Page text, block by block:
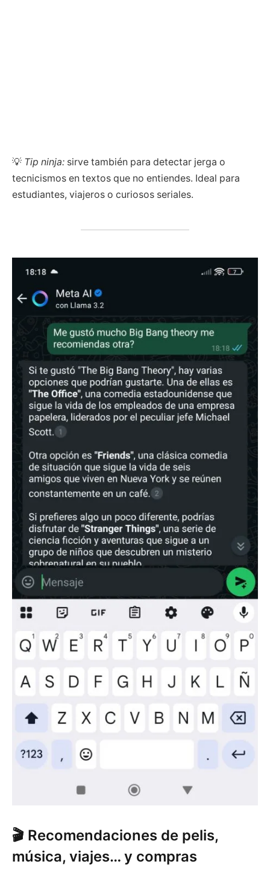
💡 Tip ninja: sirve también para detectar jerga o
tecnicismos en textos que no entiendes. Ideal para
estudiantes, viajeros o curiosos seriales.
🎬 Recomendaciones de pelis,
música, viajes… y compras